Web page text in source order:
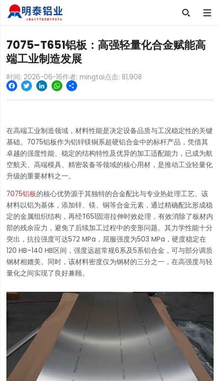

7075-T651铝板：高强轻量化合金赋能高
端工业制造发展
时间: 2026-06-16作者: mingtai点击: 81,908
Facebook
TwitterLinkedInWhatsApp
Share
在高端工业制造领域，材料性能是决定设备品质与工况稳定性的关键
基础。7075铝板作为铝锌镁铜系超硬铝合金中的标杆产品，凭借其
卓越的强度性能、稳定的结构特性及优异的加工适配能力，已成为航
空航天、高端模具、精密装备等领域的核心用材，是推动工业轻量化
升级的重要材料之一。
7075铝板的核心优势源于其独特的合金配比与专业热处理工艺。该
材料以铝为基体，添加锌、镁、铜等合金元素，通过精确配比形成稳
定的金属组织结构，再经T651固溶拉伸时效处理，有效消除了板材内
部的残余应力，避免了后续加工过程中的变形问题。其力学性能十分
突出，抗拉强度可达572 MPa，屈服强度为503 MPa，硬度稳定在
120 HB–140 HB区间，强度远超常规6系及5系铝合金，可与部分调质
钢材相媲美。同时，该材料密度仅为钢材的三分之一，在高强度与轻
量化之间实现了良好兼顾。